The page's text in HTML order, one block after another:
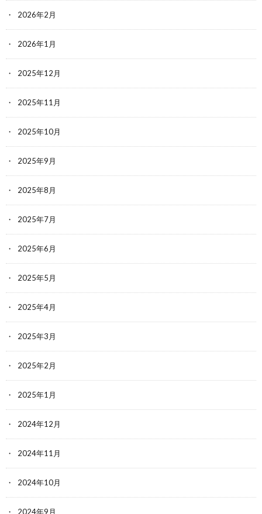
2026年2月
2026年1月
2025年12月
2025年11月
2025年10月
2025年9月
2025年8月
2025年7月
2025年6月
2025年5月
2025年4月
2025年3月
2025年2月
2025年1月
2024年12月
2024年11月
2024年10月
2024年9月